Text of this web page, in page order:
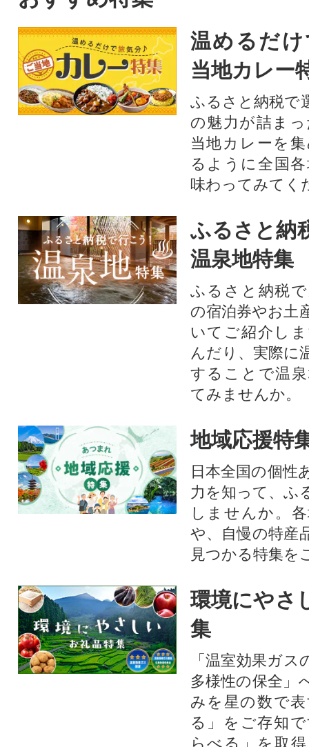
温めるだ
当地カレー
ふるさと納税で
の魅力が詰ま
当地カレーを
るように全国
味わってみてく
ふるさと納
温泉地特集
ふるさと納税
の宿泊券やお土
いてご紹介し
んだり、実際に
することで温
てみませんか。
地域応援特
日本全国の個性
力を知って、ふ
しませんか。
や、自慢の特産
見つかる特集を
環境にやさ
集
「温室効果ガ
多様性の保全」
みを星の数で
る」をご存知
らべる」を取